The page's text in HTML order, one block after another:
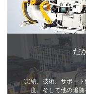
だ
実績、技術、サポー
度。そして他の追